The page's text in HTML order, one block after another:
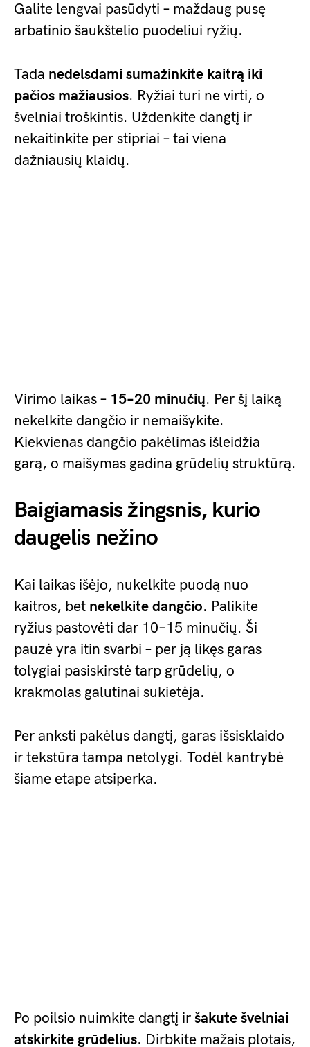
Galite lengvai pasūdyti – maždaug pusę
arbatinio šaukštelio puodeliui ryžių.
Tada nedelsdami sumažinkite kaitrą iki
pačios mažiausios. Ryžiai turi ne virti, o
švelniai troškintis. Uždenkite dangtį ir
nekaitinkite per stipriai – tai viena
dažniausių klaidų.
Virimo laikas – 15–20 minučių. Per šį laiką
nekelkite dangčio ir nemaišykite.
Kiekvienas dangčio pakėlimas išleidžia
garą, o maišymas gadina grūdelių struktūrą.
Baigiamasis žingsnis, kurio
daugelis nežino
Kai laikas išėjo, nukelkite puodą nuo
kaitros, bet nekelkite dangčio. Palikite
ryžius pastovėti dar 10–15 minučių. Ši
pauzė yra itin svarbi – per ją likęs garas
tolygiai pasiskirstė tarp grūdelių, o
krakmolas galutinai sukietėja.
Per anksti pakėlus dangtį, garas išsisklaido
ir tekstūra tampa netolygi. Todėl kantrybė
šiame etape atsiperka.
Po poilsio nuimkite dangtį ir šakute švelniai
atskirkite grūdelius. Dirbkite mažais plotais,